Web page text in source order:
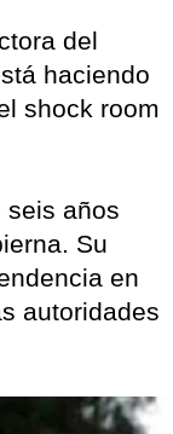
del
haciendo
shock room
seis años
Su
en
autoridades